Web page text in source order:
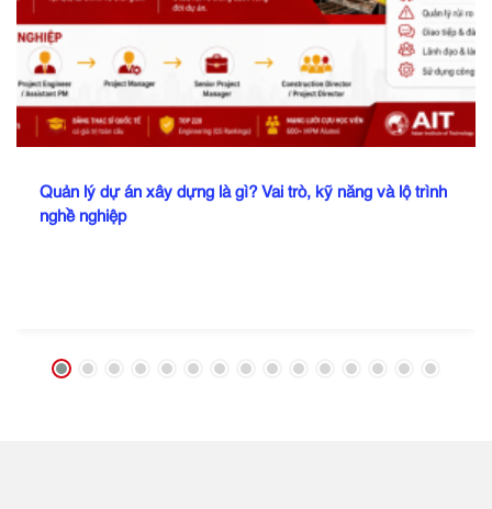
Quản lý dự án xây dựng là gì? Vai trò, kỹ năng và lộ trình
nghề nghiệp